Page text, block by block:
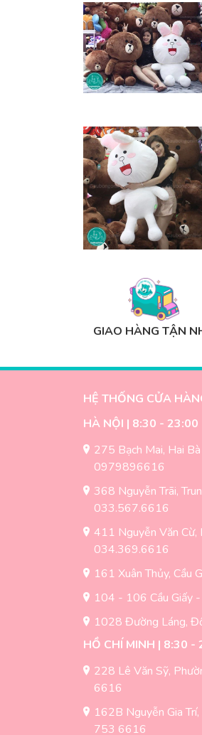
GIAO HÀNG TẬN
HỆ THỐNG CỬA
HÀ NỘI | 8:30 - 23:00
275 Bạch Mai, Hai
0979896616
368 Nguyễn Trãi,
033.567.6616
411 Nguyễn Văn Cừ,
034.369.6616
161 Xuân Thủy,
104 - 106 Cầu Giấy
1028 Đường Láng,
HỒ CHÍ MINH | 8:30 -
228 Lê Văn Sỹ,
6616
162B Nguyễn Gia
753 6616